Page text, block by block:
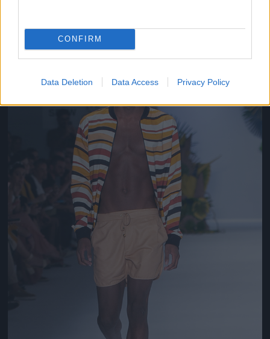
CONFIRM
Data Deletion Data Access Privacy Policy